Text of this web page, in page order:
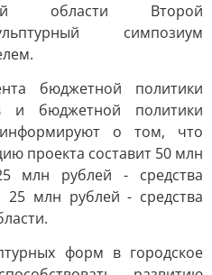
области Второй
симпозиум
бюджетной политики
и бюджетной политики
информируют о том, что
проекта составит 50 млн
млн рублей - средства
25 млн рублей - средства
форм в городское